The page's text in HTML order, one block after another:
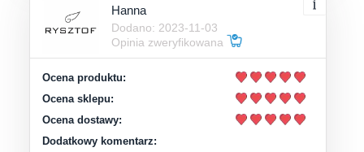
Hanna
Dodano: 2023-11-03
Opinia zweryfikowana
Ocena produktu:
Ocena sklepu:
Ocena dostawy:
Dodatkowy komentarz: